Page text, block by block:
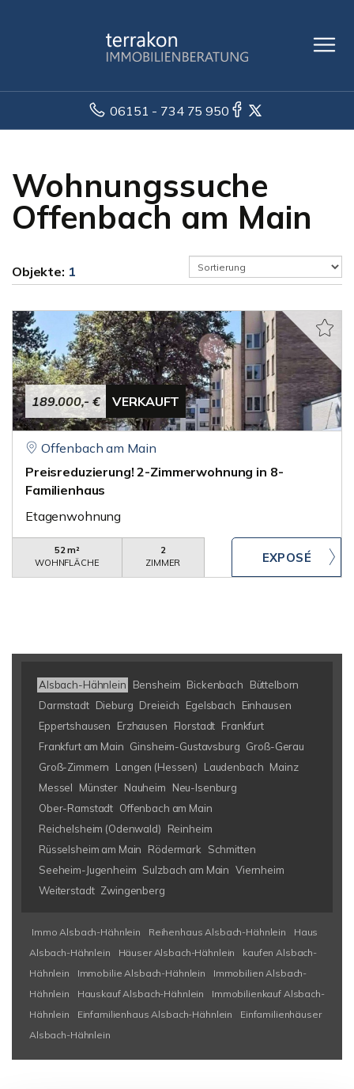
06151 - 734 75 950
Wohnungssuche
Offenbach am Main
Objekte: 1
189.000,- € VERKAUFT
Offenbach am Main
Preisreduzierung! 2-Zimmerwohnung in 8-
Familienhaus
Etagenwohnung
52 m²
WOHNFLÄCHE
2
ZIMMER
Alsbach-Hähnlein Bensheim Bickenbach
Büttelborn
Darmstadt Dieburg Dreieich Egelsbach
Einhausen
Eppertshausen
Erzhausen Florstadt Frankfurt
Frankfurt am Main Ginsheim-Gustavsburg Groß-Gerau
Groß-Zimmern
Langen (Hessen) Laudenbach Mainz
Messel
Münster Nauheim
Neu-Isenburg
Ober-Ramstadt Offenbach am Main
Reichelsheim (Odenwald)
Reinheim
Rüsselsheim am Main
Rödermark
Schmitten
Seeheim-Jugenheim Sulzbach am Main Viernheim
Weiterstadt Zwingenberg
Immo Alsbach-Hähnlein Reihenhaus Alsbach-Hähnlein
Haus
Alsbach-Hähnlein
Häuser Alsbach-Hähnlein
kaufen Alsbach-
Hähnlein
Immobilie Alsbach-Hähnlein
Immobilien Alsbach-
Hähnlein
Hauskauf Alsbach-Hähnlein
Immobilienkauf Alsbach-
Hähnlein
Einfamilienhaus Alsbach-Hähnlein
Einfamilienhäuser
Alsbach-Hähnlein